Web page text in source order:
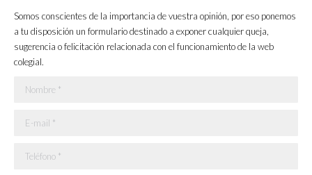
new
window
new
window
new
window
in
new
window
Somos conscientes de la importancia de vuestra opinión, por eso ponemos
a tu disposición un formulario destinado a exponer cualquier queja,
sugerencia o felicitación relacionada con el funcionamiento de la web
colegial.
Nombre *
E-mail *
Teléfono *